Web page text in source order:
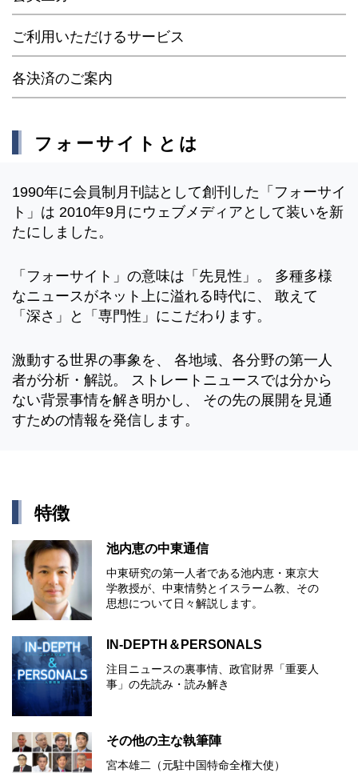
ご利用いただけるサービス
各決済のご案内
フォーサイトとは
1990年に会員制月刊誌として創刊した「フォーサイ
ト」は 2010年9月にウェブメディアとして装いを新
たにしました。
「フォーサイト」の意味は「先見性」。 多種多様
なニュースがネット上に溢れる時代に、 敢えて
「深さ」と「専門性」にこだわります。
激動する世界の事象を、 各地域、各分野の第一人
者が分析・解説。 ストレートニュースでは分から
ない背景事情を解き明かし、 その先の展開を見通
すための情報を発信します。
特徴
池内恵の中東通信
中東研究の第⼀⼈者である池内恵・東京⼤
学教授が、中東情勢とイスラーム教、その
思想について⽇々解説します。
IN-DEPTH＆PERSONALS
注目ニュースの裏事情、政官財界「重要人
事」の先読み・読み解き
その他の主な執筆陣
宮本雄二（元駐中国特命全権大使）